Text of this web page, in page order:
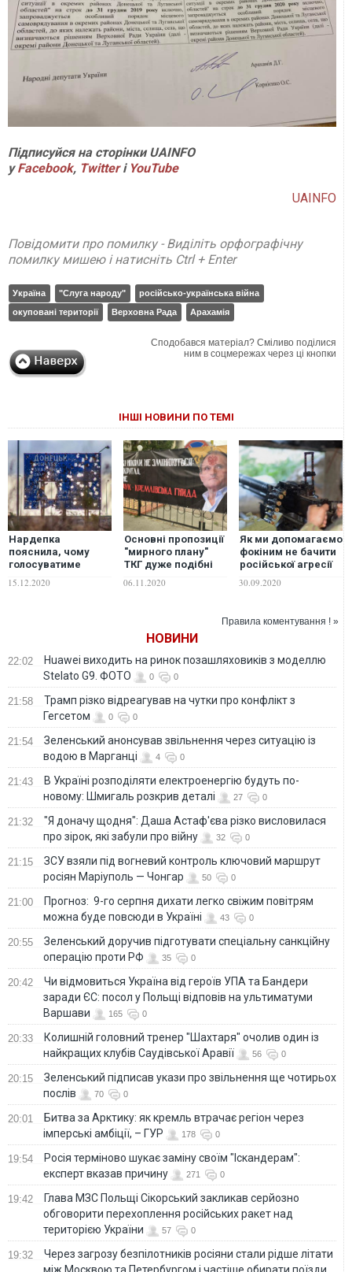
Підписуйся на сторінки UAINFO
уFacebook, Twitter і YouTube
UAINFO
Повідомити про помилку - Виділіть орфографічну
помилку мишею і натисніть Ctrl + Enter
Україна "Слуга народу"
російсько-українська війна
окуповані території
Верховна Рада Арахамія
Сподобався матеріал? Сміливо поділися
ним в соцмережах через ці кнопки
ІНШІ НОВИНИ ПО ТЕМІ
Нардепка
пояснила, чому
голосуватиме
продовження
15.12.2020
Основні пропозиції
"мирного плану"
ТКГ дуже подібні
Медведчука –
06.11.2020
Як ми допомагаємо
фокіним не бачити
російської агресії
30.09.2020
Правила коментування ! »
НОВИНИ
22:02
Huawei виходить на ринок позашляховиків з моделлю
Stelato G9. ФОТО
0 0
21:58
Трамп різко відреагував на чутки про конфлікт з
Гегсетом
0 0
21:54
Зеленський анонсував звільнення через ситуацію із
водою в Марганці
4 0
21:43
В Україні розподіляти електроенергію будуть по-
новому: Шмигаль розкрив деталі
27 0
21:32
"Я доначу щодня": Даша Астаф'єва різко висловилася
про зірок, які забули про війну
32 0
21:15
ЗСУ взяли під вогневий контроль ключовий маршрут
росіян Маріуполь — Чонгар
50 0
21:00
Прогноз: 9-го серпня дихати легко свіжим повітрям
можна буде повсюди в Україні
43 0
20:55
Зеленський доручив підготувати спеціальну санкційну
операцію проти РФ
35 0
20:42
Чи відмовиться Україна від героїв УПА та Бандери
заради ЄС: посол у Польщі відповів на ультиматуми
Варшави
165 0
20:33
Колишній головний тренер "Шахтаря" очолив один із
найкращих клубів Саудівської Аравії
56 0
20:15
Зеленський підписав укази про звільнення ще чотирьох
послів
70 0
20:01
Битва за Арктику: як кремль втрачає регіон через
імперські амбіції, – ГУР
178 0
19:54
Росія терміново шукає заміну своїм "Іскандерам":
експерт вказав причину
271 0
19:42
Глава МЗС Польщі Сікорський закликав серйозно
обговорити перехоплення російських ракет над
територією України
57 0
19:32
Через загрозу безпілотників росіяни стали рідше літати